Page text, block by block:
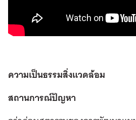
ความเป็นธรรมสิ่งแวดล้อม
สถานการณ์ปัญหา